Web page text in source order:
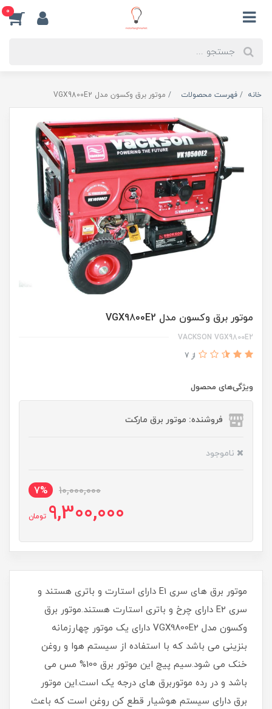
0
خانه فهرست محصولات موتور برق وکسون مدل VGX9800E2
موتور برق وکسون مدل VGX9800E2
VACKSON VGX9800E2
از 7
ویژگی‌های محصول
فروشنده: موتور برق مارکت
ناموجود
10,000,000
7%
9,300,000 تومان
موتور برق های سری E1 دارای استارت و باتری هستند و
سری E2 دارای چرخ و باتری استارت هستند.موتور برق
وکسون مدل VGX9800E2 دارای یک موتور چهارزمانه
بنزینی می باشد که با استفاده از سیستم هوا و روغن
خنک می شود.سیم پیچ این موتور برق 100% مس می
باشد و در رده موتوربرق های درجه یک است.این موتور
برق دارای سیستم هوشیار قطع کن روغن است که باعث